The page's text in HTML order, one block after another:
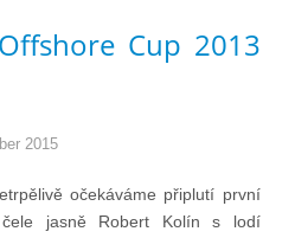
Cup 2013
2015
očekáváme připlutí první
jasně Robert Kolín s lodí